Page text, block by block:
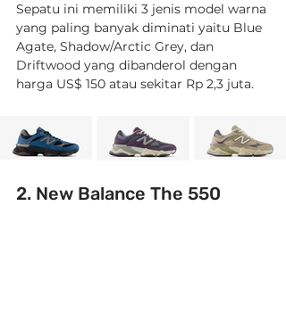
Sepatu ini memiliki 3 jenis model warna
yang paling banyak diminati yaitu Blue
Agate, Shadow/Arctic Grey, dan
Driftwood yang dibanderol dengan
harga US$ 150 atau sekitar Rp 2,3 juta.
2. New Balance The 550